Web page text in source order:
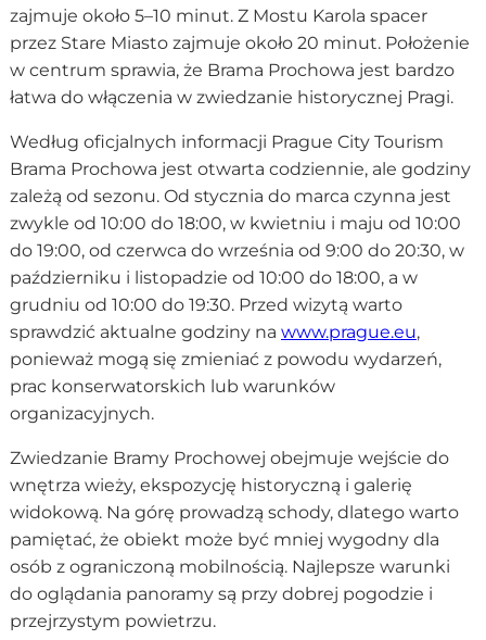
zajmuje około 5–10 minut. Z Mostu Karola spacer
przez Stare Miasto zajmuje około 20 minut. Położenie
w centrum sprawia, że Brama Prochowa jest bardzo
łatwa do włączenia w zwiedzanie historycznej Pragi.
Według oficjalnych informacji Prague City Tourism
Brama Prochowa jest otwarta codziennie, ale godziny
zależą od sezonu. Od stycznia do marca czynna jest
zwykle od 10:00 do 18:00, w kwietniu i maju od 10:00
do 19:00, od czerwca do września od 9:00 do 20:30, w
październiku i listopadzie od 10:00 do 18:00, a w
grudniu od 10:00 do 19:30. Przed wizytą warto
sprawdzić aktualne godziny na www.prague.eu,
ponieważ mogą się zmieniać z powodu wydarzeń,
prac konserwatorskich lub warunków
organizacyjnych.
Zwiedzanie Bramy Prochowej obejmuje wejście do
wnętrza wieży, ekspozycję historyczną i galerię
widokową. Na górę prowadzą schody, dlatego warto
pamiętać, że obiekt może być mniej wygodny dla
osób z ograniczoną mobilnością. Najlepsze warunki
do oglądania panoramy są przy dobrej pogodzie i
przejrzystym powietrzu.